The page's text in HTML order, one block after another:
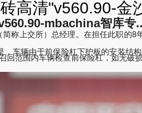
高清"v560.90-金
mbachina智库专
上交所）总经理。在担任此职的8
辆由于前保险杠下护板的安装结
回范围内车辆检查前保险杠，如无